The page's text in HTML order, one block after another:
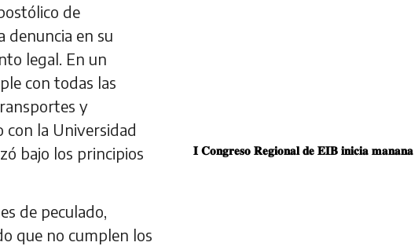
de
denuncia en su
legal. En un
con todas las
y
con la Universidad
bajo los principios
de peculado,
que no cumplen los
𝐈 𝐂𝐨𝐧𝐠𝐫𝐞𝐬𝐨 𝐑𝐞𝐠𝐢𝐨𝐧𝐚𝐥 𝐝𝐞 𝐄𝐈𝐁 𝐢𝐧𝐢𝐜𝐢𝐚 𝐦𝐚𝐧𝐚𝐧𝐚